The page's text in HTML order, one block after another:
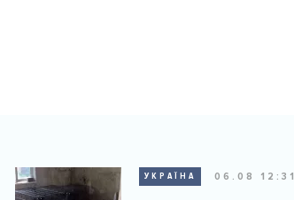
УКРАЇНА 06.08 12:31